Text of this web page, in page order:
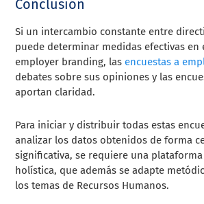
Conclusión
Si un intercambio constante entre
puede determinar medidas efectivas en
employer branding, las encuestas a
debates sobre sus opiniones y las
aportan claridad.
Para iniciar y distribuir todas estas
analizar los datos obtenidos de forma
significativa, se requiere una
holística, que además se adapte
los temas de Recursos Humanos.